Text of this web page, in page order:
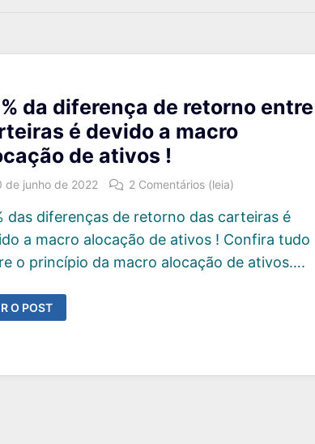
da diferença de retorno entre
é devido a macro
de ativos !
de junho de 2022 2 Comentários (leia)
das diferenças de retorno das carteiras é
a macro alocação de ativos ! Confira tudo
o princípio da macro alocação de ativos….
O POST